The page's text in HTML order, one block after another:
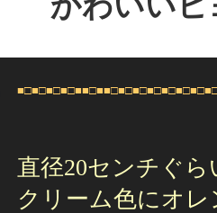
直径20センチぐ
クリーム色にオ